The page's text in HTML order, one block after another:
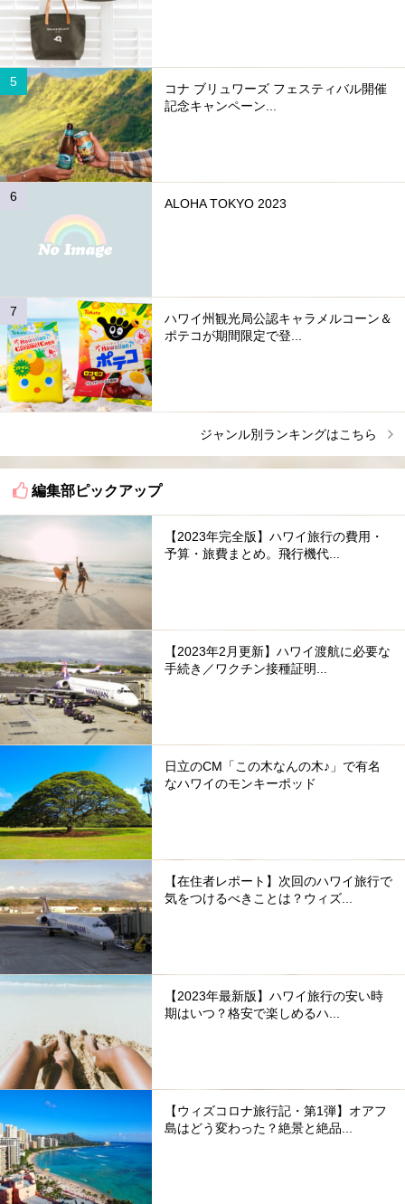
コナ ブリュワーズ フェスティバル開催
記念キャンペーン...
ALOHA TOKYO 2023
ハワイ州観光局公認キャラメルコーン＆
ポテコが期間限定で登...
ジャンル別ランキングはこちら
編集部ピックアップ
【2023年完全版】ハワイ旅行の費用・
予算・旅費まとめ。飛行機代...
【2023年2月更新】ハワイ渡航に必要な
手続き／ワクチン接種証明...
日立のCM「この木なんの木♪」で有名
なハワイのモンキーポッド
【在住者レポート】次回のハワイ旅行で
気をつけるべきことは？ウィズ...
【2023年最新版】ハワイ旅行の安い時
期はいつ？格安で楽しめるハ...
【ウィズコロナ旅行記・第1弾】オアフ
島はどう変わった？絶景と絶品...